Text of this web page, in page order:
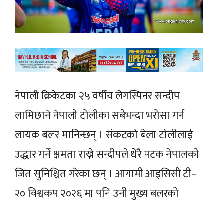
नेपाली क्रिकेटका २५ वर्षीय लेगस्पिनर सन्दीप
लामिछाने नेपाली टोलीका सबैभन्दा भरोसा गर्न
लायक बलर मानिन्छन् । संकटको बेला टोलीलाई
उद्धार गर्ने क्षमता राख्ने सन्दीपले धेरै पटक नेपालको
जित सुनिश्चित गरेका छन् । आगामी आइसिसी टी–
२० विश्वकप २०२६ मा पनि उनी मुख्य बलरको